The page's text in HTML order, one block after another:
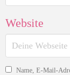
Website
Name, E-Mail-